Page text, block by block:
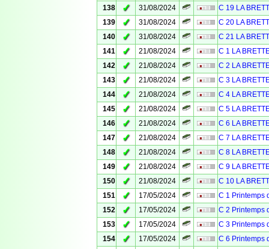
138
✓ 31/08/2024
C 19 LA
139
✓ 31/08/2024
C 20 LA
140
✓ 31/08/2024
C 21 LA
141
✓ 21/08/2024
C 1 LA
142
✓ 21/08/2024
C 2 LA
143
✓ 21/08/2024
C 3 LA
144
✓ 21/08/2024
C 4 LA
145
✓ 21/08/2024
C 5 LA
146
✓ 21/08/2024
C 6 LA
147
✓ 21/08/2024
C 7 LA
148
✓ 21/08/2024
C 8 LA
149
✓ 21/08/2024
C 9 LA
150
✓ 21/08/2024
C 10 LA
151
✓ 17/05/2024
C 1 Printemps
152
✓ 17/05/2024
C 2 Printemps
153
✓ 17/05/2024
C 3 Printemps
154
✓ 17/05/2024
C 6 Printemps